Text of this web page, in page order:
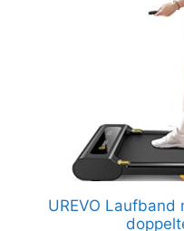
UREVO Laufband